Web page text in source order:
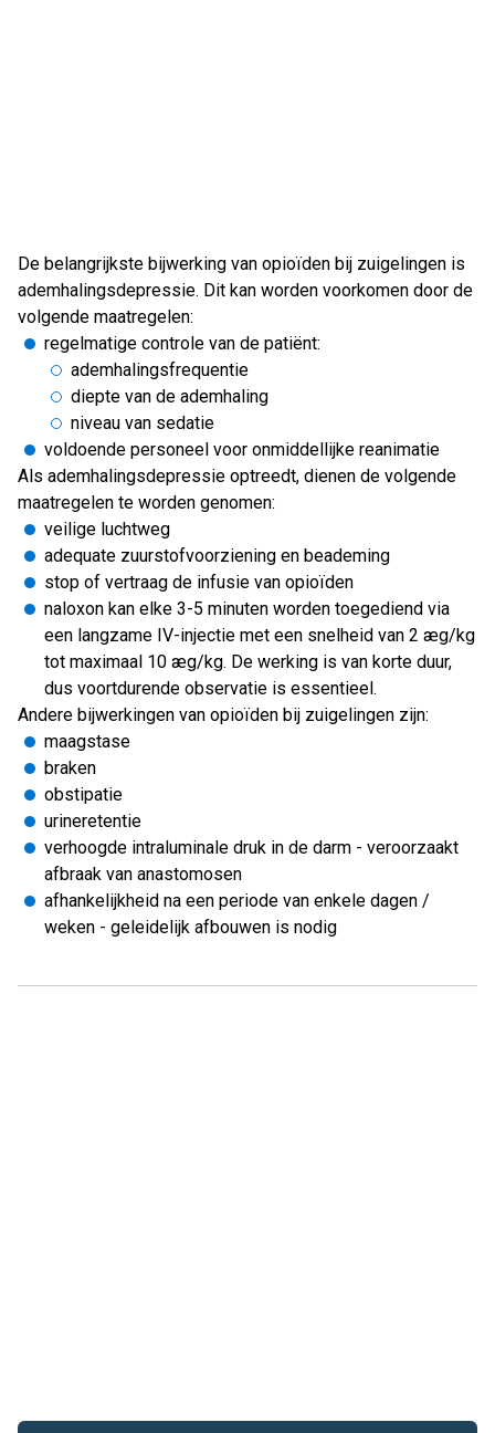
De belangrijkste bijwerking van opioïden bij zuigelingen is
ademhalingsdepressie. Dit kan worden voorkomen door de
volgende maatregelen:
regelmatige controle van de patiënt:
ademhalingsfrequentie
diepte van de ademhaling
niveau van sedatie
voldoende personeel voor onmiddellijke reanimatie
Als ademhalingsdepressie optreedt, dienen de volgende
maatregelen te worden genomen:
veilige luchtweg
adequate zuurstofvoorziening en beademing
stop of vertraag de infusie van opioïden
naloxon kan elke 3-5 minuten worden toegediend via
een langzame IV-injectie met een snelheid van 2 æg/kg
tot maximaal 10 æg/kg. De werking is van korte duur,
dus voortdurende observatie is essentieel.
Andere bijwerkingen van opioïden bij zuigelingen zijn:
maagstase
braken
obstipatie
urineretentie
verhoogde intraluminale druk in de darm - veroorzaakt
afbraak van anastomosen
afhankelijkheid na een periode van enkele dagen /
weken - geleidelijk afbouwen is nodig